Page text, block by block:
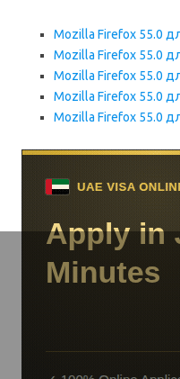
Mozilla Firefox 55.0
Mozilla Firefox 55.0
Mozilla Firefox 55.0
Mozilla Firefox 55.0
Mozilla Firefox 55.0